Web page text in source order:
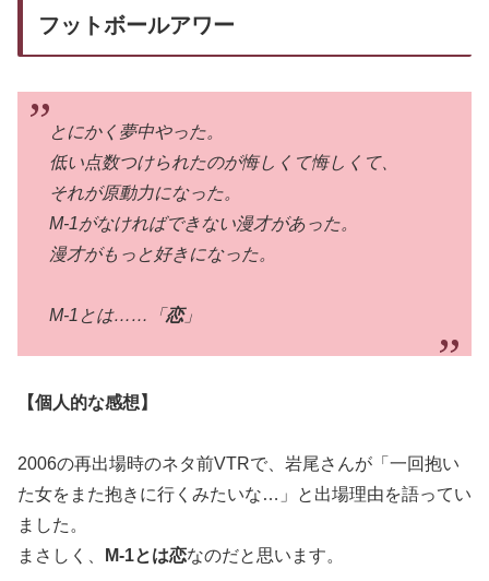
フットボールアワー
とにかく夢中やった。
低い点数つけられたのが悔しくて悔しくて、
それが原動力になった。
M-1がなければできない漫才があった。
漫才がもっと好きになった。
M-1とは……「 恋」
【個人的な感想】
2006の再出場時のネタ前VTRで、岩尾さんが「一回抱い
た女をまた抱きに行くみたいな…」と出場理由を語ってい
ました。
まさしく、
M-1とは恋なのだと思います。